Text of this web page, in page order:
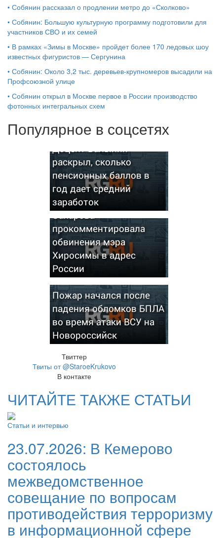
• Собянин рассказал о продлении метро до «Сколково»
• Собянин: Большую культурную программу подготовили для
участников СВО и их семей
• В рамках «Зимы в Москве» пройдет более 170 ледовых шоу
известных фигуристов — Сергунина
• Собянин: Около 3,2 тыс. деревьев-крупномеров высадили на
Профсоюзной улице
• Собянин открыл в Москве первое в России производство
фотонных интегральных схем
Популярное в соцсетях
раскрыл, сколько
пенсионных баллов в
год дает средний
заработок
Захарова
прокомментировала
обвинения мэра
Хиросимы в адрес
России
Пожар начался после
падения обломков БПЛА
во время атаки ВСУ на
Новороссийск
Твиттер
Твиты от @StaroeKrukovo
В контакте
ЧИТАЙТЕ ТАКЖЕ СТАТЬИ
Статьи и интервью
23.07.2026: В Кемерово
состоялось
межведомственное
совещание по вопросам
противодействия терроризму
в информационной сфере